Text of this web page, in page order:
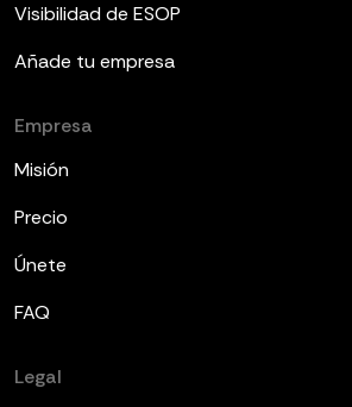
Visibilidad de ESOP
Añade tu empresa
Empresa
Misión
Precio
Únete
FAQ
Legal